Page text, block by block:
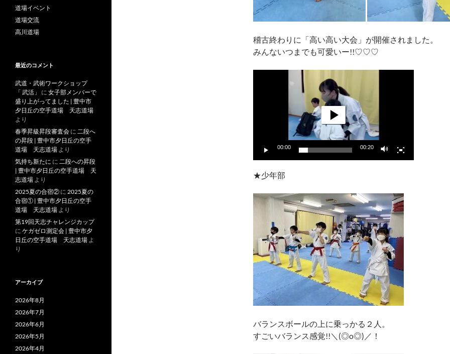
稽古終わりに「高い高い大会」が開催されました。
みんないつまでも可愛いー!!♡♡♡
00:00 00:20
★少年部
バランスボールの上に乗っかる２人。
すごいバランス感覚!!＼(◎o◎)／！
道場イベント
道場交流
高川道場
最近のコメント
武道・武術ワークショップ
「 武活」
に 女子部メンバーで
盛り上がってました | 豊中市
夕日丘の空手道場 天志道場
より
春季昇級昇段審査会 に 二段へ
の昇段 | 豊中市夕日丘の空手
道場 天志道場 より
気持ち新たに に 二段への昇段
| 豊中市夕日丘の空手道場 天
志道場 より
2025夏の合宿② に 2025夏の
合宿① | 豊中市夕日丘の空手
道場 天志道場 より
第19回天志チャレンジカップ
に ケガゼロ測定会 | 豊中市夕
日丘の空手道場 天志道場 よ
り
アーカイブ
2026年8月
2026年7月
2026年6月
2026年5月
2026年4月